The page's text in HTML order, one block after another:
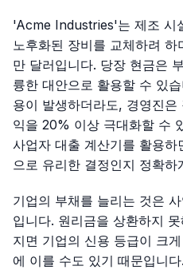
'Acme Industries'는 제조 시
노후화된 장비를 교체하려
만 달러입니다. 당장 현금은
륭한 대안으로 활용할 수 있
용이 발생하더라도, 경영진
익을 20% 이상 극대화할 수
사업자 대출 계산기를 활용
으로 유리한 결정인지 정확하
기업의 부채를 늘리는 것은
입니다. 원리금을 상환하지
지면 기업의 신용 등급이 크
에 이를 수도 있기 때문입니